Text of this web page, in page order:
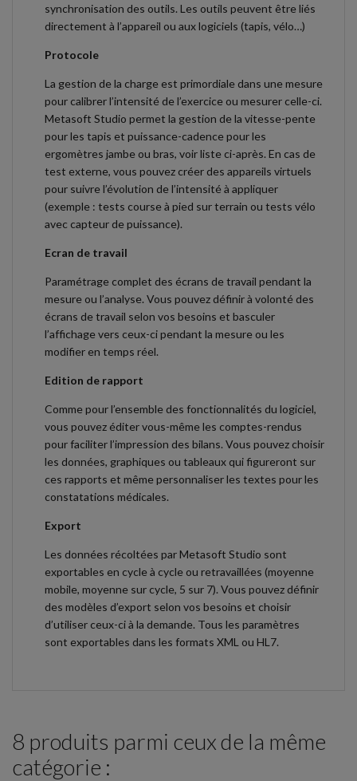
synchronisation des outils. Les outils peuvent être liés
directement à l’appareil ou aux logiciels (tapis, vélo…)
Protocole
La gestion de la charge est primordiale dans une mesure
pour calibrer l’intensité de l’exercice ou mesurer celle-ci.
Metasoft Studio permet la gestion de la vitesse-pente
pour les tapis et puissance-cadence pour les
ergomètres jambe ou bras, voir liste ci-après. En cas de
test externe, vous pouvez créer des appareils virtuels
pour suivre l’évolution de l’intensité à appliquer
(exemple : tests course à pied sur terrain ou tests vélo
avec capteur de puissance).
Ecran de travail
Paramétrage complet des écrans de travail pendant la
mesure ou l’analyse. Vous pouvez définir à volonté des
écrans de travail selon vos besoins et basculer
l’affichage vers ceux-ci pendant la mesure ou les
modifier en temps réel.
Edition de rapport
Comme pour l’ensemble des fonctionnalités du logiciel,
vous pouvez éditer vous-même les comptes-rendus
pour faciliter l’impression des bilans. Vous pouvez choisir
les données, graphiques ou tableaux qui figureront sur
ces rapports et même personnaliser les textes pour les
constatations médicales.
Export
Les données récoltées par Metasoft Studio sont
exportables en cycle à cycle ou retravaillées (moyenne
mobile, moyenne sur cycle, 5 sur 7). Vous pouvez définir
des modèles d’export selon vos besoins et choisir
d’utiliser ceux-ci à la demande. Tous les paramètres
sont exportables dans les formats XML ou HL7.
8 produits parmi ceux de la même
catégorie :